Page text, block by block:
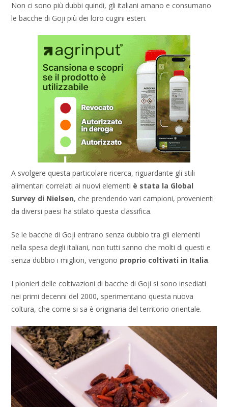
Non ci sono più dubbi quindi, gli italiani amano e consumano
le bacche di Goji più dei loro cugini esteri.
A svolgere questa particolare ricerca, riguardante gli stili
alimentari correlati ai nuovi elementi è stata la Global
Survey di Nielsen, che prendendo vari campioni, provenienti
da diversi paesi ha stilato questa classifica.
Se le bacche di Goji entrano senza dubbio tra gli elementi
nella spesa degli italiani, non tutti sanno che molti di questi e
senza dubbio i migliori, vengono proprio coltivati in Italia.
I pionieri delle coltivazioni di bacche di Goji si sono insediati
nei primi decenni del 2000, sperimentano questa nuova
coltura, che come si sa è originaria del territorio orientale.